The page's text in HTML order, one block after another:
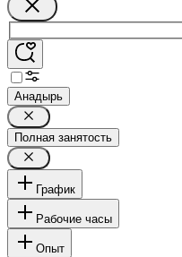
Анадырь
Полная занятость
График
Рабочие часы
Опыт